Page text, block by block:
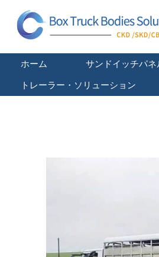
キ
ホーム サンドイッチパ
トレーラー・ソリューション